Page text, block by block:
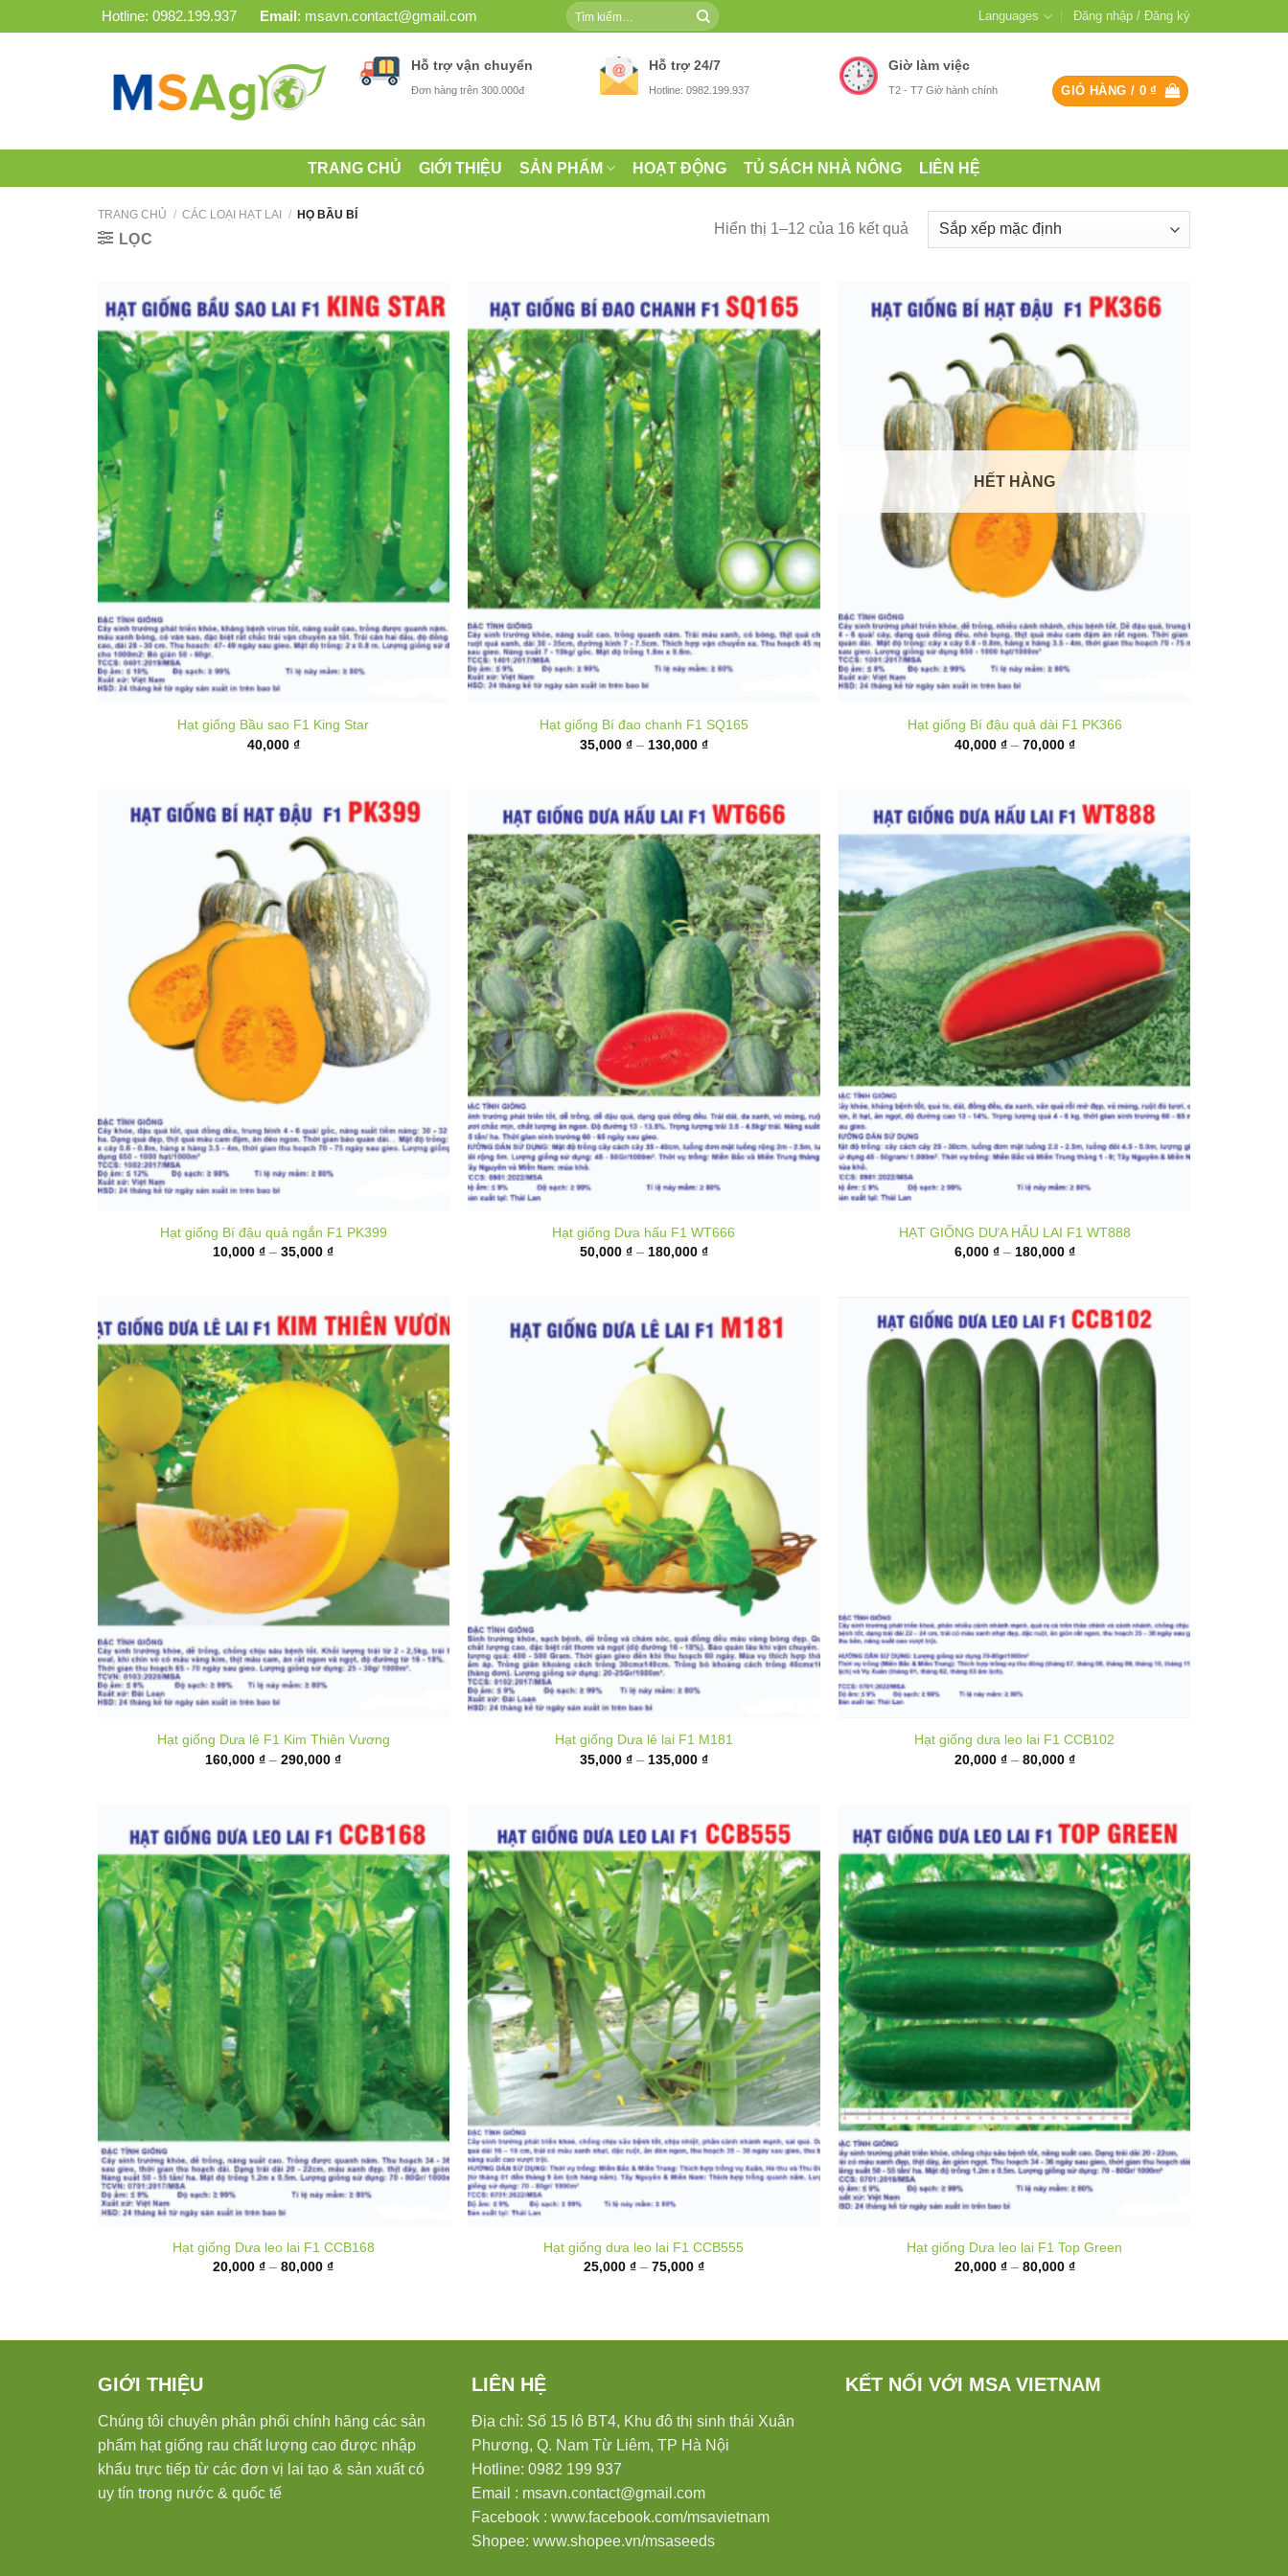
qua
Hotline: 0982.199.937 Email: msavn.contact@gmail.com
Tìm
kiếm:
Languages Đăng nhập / Đăng ký
Hỗ trợ vận chuyển
Đơn hàng trên 300.000đ
Hỗ trợ 24/7
Hotline: 0982.199.937
Giờ làm việc
T2 - T7 Giờ hành chính GIỎ HÀNG / 0₫
TRANG CHỦ GIỚI THIỆU SẢN PHẨM HOẠT ĐỘNG TỦ SÁCH NHÀ NÔNG LIÊN HỆ
TRANG CHỦ / CÁC LOẠI HẠT LAI / HỌ BẦU BÍ
LỌC
Hiển thị 1–12 của 16 kết quả
Hạt giống Bầu sao F1 King Star
40,000 ₫
Hạt giống Bí đao chanh F1 SQ165
35,000 ₫ – 130,000 ₫Khoảng
130,000 ₫
HẾT HÀNG
Hạt giống Bí đậu quả dài F1 PK366
40,000 ₫ – 70,000 ₫Khoảng
70,000 ₫
Hạt giống Bí đậu quả ngắn F1 PK399
10,000₫ – 35,000₫Khoảng
35,000 ₫
Hạt giống Dưa hấu F1 WT666
50,000 ₫ – 180,000 ₫Khoảng
180,000 ₫
HẠT GIỐNG DƯA HẤU LAI F1 WT888
6,000 ₫ – 180,000 ₫Khoảng
180,000 ₫
Hạt giống Dưa lê F1 Kim Thiên Vương
160,000₫ – 290,000₫Khoảng
290,000 ₫
Hạt giống Dưa lê lai F1 M181
35,000 ₫ – 135,000 ₫Khoảng
135,000 ₫
Hạt giống dưa leo lai F1 CCB102
20,000 ₫ – 80,000 ₫Khoảng
80,000 ₫
Hạt giống Dưa leo lai F1 CCB168
20,000₫ – 80,000₫Khoảng
Hạt giống dưa leo lai F1 CCB555
25,000 ₫ – 75,000 ₫Khoảng
Hạt giống Dưa leo lai F1 Top Green
20,000 ₫ – 80,000 ₫Khoảng
GIỚI THIỆU
Chúng tôi chuyên phân phối chính hãng các sản
phẩm hạt giống rau chất lượng cao được nhập
khẩu trực tiếp từ các đơn vị lai tạo & sản xuất có
uy tín trong nước & quốc tế
LIÊN HỆ
Địa chỉ: Số 15 lô BT4, Khu đô thị sinh thái Xuân
Phương, Q. Nam Từ Liêm, TP Hà Nội
Hotline: 0982 199 937
Email : msavn.contact@gmail.com
Facebook : www.facebook.com/msavietnam
Shopee: www.shopee.vn/msaseeds
KẾT NỐI VỚI MSA VIETNAM